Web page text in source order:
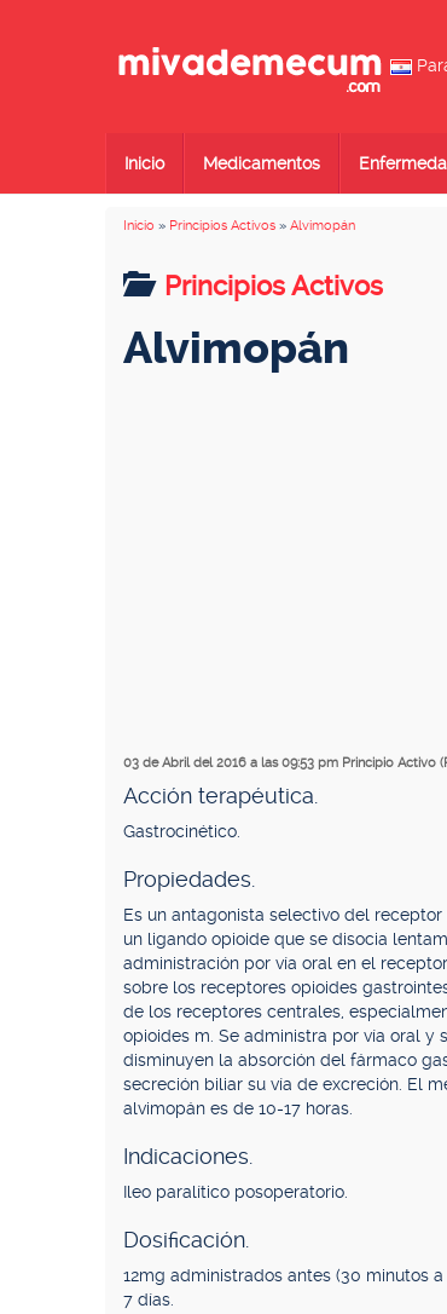
Inicio Medicamentos
Inicio » Principios Activos » Alvimopán
Principios Activos
Alvimopán
03 de Abril del 2016 a las 09:53 pm Principio Activo
Acción terapéutica.
Gastrocinético.
Propiedades.
Es un antagonista selectivo del
un ligando opioide que se disocia
administración por vía oral en el
sobre los receptores opioides
de los receptores centrales,
opioides m. Se administra por vía oral y
disminuyen la absorción del fármaco
secreción biliar su vía de excreción. El
alvimopán es de 10-17 horas.
Indicaciones.
Ileo paralítico posoperatorio.
Dosificación.
12mg administrados antes (30 minutos
7 días.